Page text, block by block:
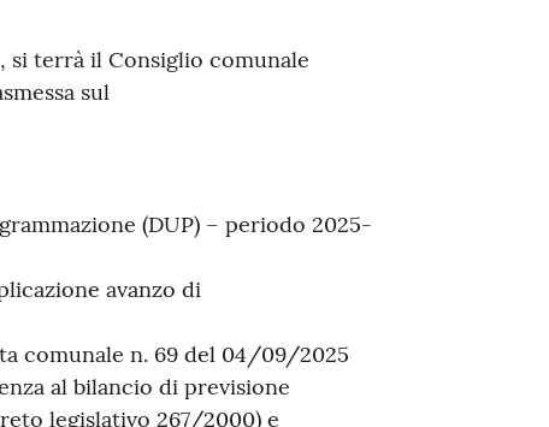
, si terrà il Consiglio comunale
sul
(DUP) – periodo 2025-
avanzo di
comunale n. 69 del 04/09/2025
al bilancio di previsione
legislativo 267/2000) e